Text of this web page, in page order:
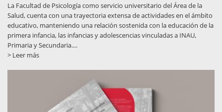
La Facultad de Psicología como servicio universitario del Área de la
Salud, cuenta con una trayectoria extensa de actividades en el ámbito
educativo, manteniendo una relación sostenida con la educación de la
primera infancia, las infancias y adolescencias vinculadas a INAU,
Primaria y Secundaria....
> Leer más